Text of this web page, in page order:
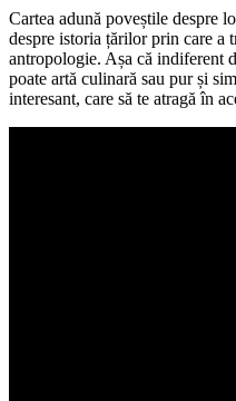
Cartea adună poveștile despre
despre istoria țărilor prin care a
antropologie. Așa că indiferent
poate artă culinară sau pur și
interesant, care să te atragă în